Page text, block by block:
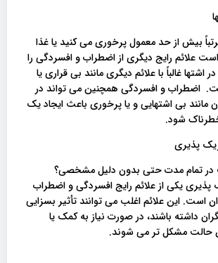
بیش از حد معمول پرخوری می کنید یا غذا
علائم رایج دیگری از اضطراب و افسردگی را
اشتها غالباً با علائم دیگری مانند بی قراری یا
اضطراب و افسردگی همچنین می تواند در
مانند بی اشتهایی و یا پرخوری باعث ایجاد یک
شود.
تمام مدت حتی بدون دلیل مشخصی؟
یکی از علائم رایج افسردگی و اضطراب
این علائم اغلب می توانند تأثیر بسزایی
داشته باشند، در صورت نیاز به کمک یا
حالت مشکل تر می شوند.